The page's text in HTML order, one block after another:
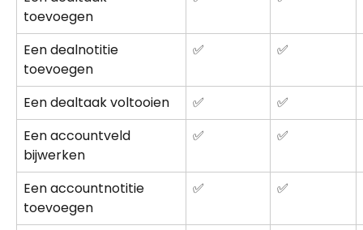
toevoegen
Een dealnotitie
toevoegen
✅ ✅
Een dealtaak voltooien ✅
✅
Een accountveld
bijwerken
✅ ✅
Een accountnotitie
toevoegen
✅ ✅